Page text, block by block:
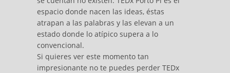
espacio donde nacen las ideas, éstas
atrapan a las palabras y las elevan a un
estado donde lo atípico supera a lo
convencional.
Si quieres ver este momento tan
impresionante no te puedes perder TEDx